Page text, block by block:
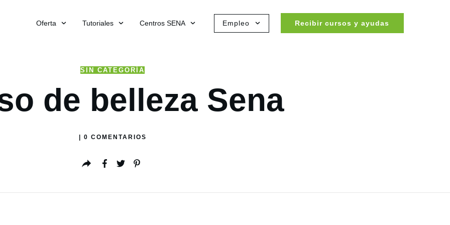
Oferta Tutoriales Centros SENA Empleo Recibir cursos y ayudas
SIN CATEGORÍA
de belleza Sena
0 COMENTARIOS